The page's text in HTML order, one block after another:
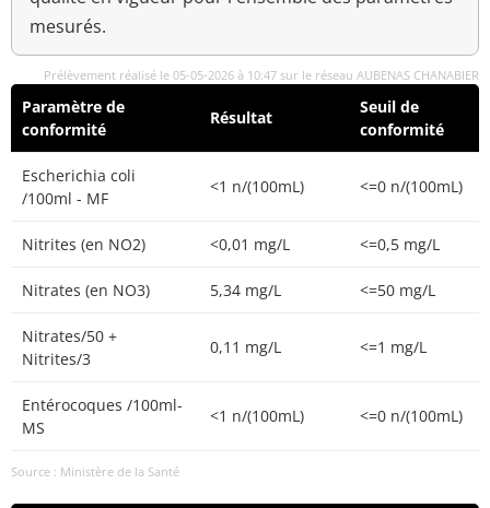
mesurés.
Prélèvement réalisé le 05-05-2026 à 10:47 sur le réseau AUBENAS CHANABIER
Paramètre de
conformité
Résultat
Seuil de
conformité
Escherichia coli
/100ml - MF
<1 n/(100mL) <=0 n/(100mL)
Nitrites (en NO2) <0,01 mg/L <=0,5 mg/L
Nitrates (en NO3) 5,34 mg/L <=50 mg/L
Nitrates/50 +
Nitrites/3
0,11 mg/L <=1 mg/L
Entérocoques /100ml-
MS
<1 n/(100mL) <=0 n/(100mL)
Source : Ministère de la Santé